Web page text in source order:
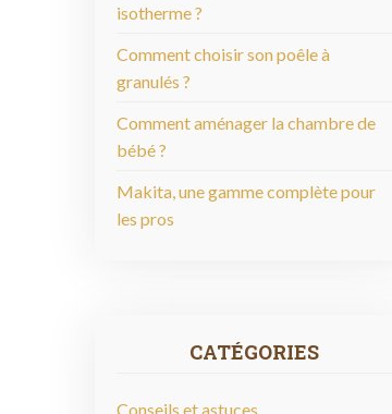
isotherme ?
Comment choisir son poêle à
granulés ?
Comment aménager la chambre de
bébé ?
Makita, une gamme complète pour
les pros
CATÉGORIES
Conseils et astuces